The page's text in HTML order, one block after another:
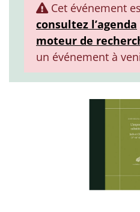
Cet événement
consultez l’agenda
moteur de
un événement à